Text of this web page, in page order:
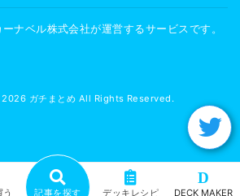
記事を探す デッキレシピ
D
DECK MAKER
ーナベル株式会社が運営するサービスです。
ガチまとめ All Rights Reserved.